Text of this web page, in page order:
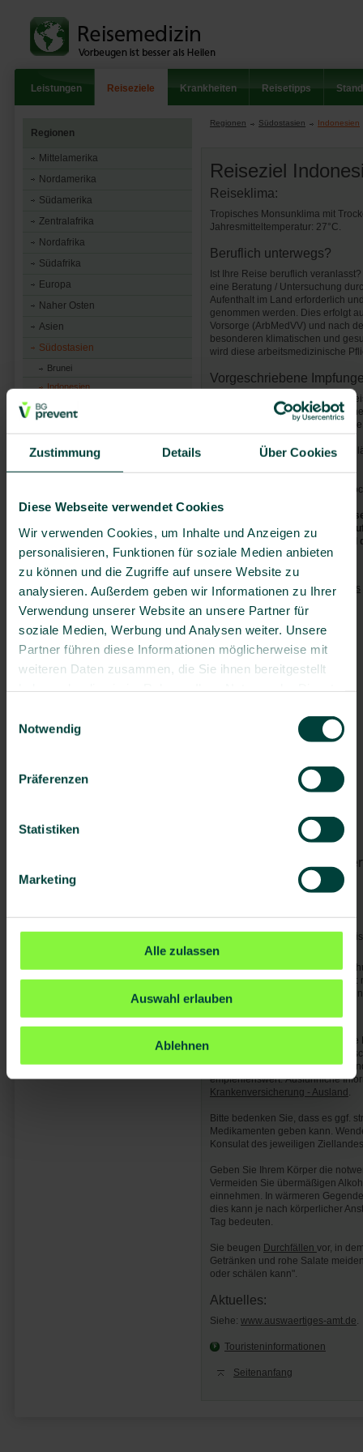
Zustimmung Details Über Cookies
Diese Webseite verwendet Cookies
Wir verwenden Cookies, um Inhalte und Anzeigen zu
personalisieren, Funktionen für soziale Medien anbieten
zu können und die Zugriffe auf unsere Website zu
analysieren. Außerdem geben wir Informationen zu Ihrer
Verwendung unserer Website an unsere Partner für
soziale Medien, Werbung und Analysen weiter. Unsere
Partner führen diese Informationen möglicherweise mit
weiteren Daten zusammen, die Sie ihnen bereitgestellt
Notwendig
Präferenzen
Statistiken
Marketing
Alle zulassen
Auswahl erlauben
Ablehnen
Leistungen Reiseziele Krankheiten Reisetipps
Regionen
Mittelamerika
Nordamerika
Südamerika
Zentralafrika
Nordafrika
Südafrika
Europa
Naher Osten
Asien
Südostasien
Brunei
Indonesien
Timor-Leste
Vietnam
Australien & Ozeanien
Länder A-Z
Regionen Südostasien Indonesien
Reiseziel
Reiseklima:
Tropisches Monsunklima mit
Jahresmitteltemperatur: 27°C.
Beruflich unterwegs?
Ist Ihre Reise beruflich
eine Beratung / Untersuchung
Aufenthalt im Land erforderlich
genommen werden. Dies erfolgt
Vorsorge (ArbMedVV) und nach
besonderen klimatischen und
wird diese arbeitsmedizinische
Vorgeschriebene
Bei Direkteinreise keine, bei
Südamerika) ist der Nachweis
Sie daran, insbesondere wenn
Bei Ausreise ist für Personen,
Die Impfung muss zwischen 4
Die aktuellen
(z.B. bzgl. Covid-19, Polio etc.)
www.auswaertiges-amt.de )
Empfohlene Impfungen:
Tetanus/Diphtherie/Pertussis
Polio
Hepatitis B
ggf. Japanische Enzephalitis
(> 60 J.)
Von Mücken/Insekten
Zika-Virus
- Geringes bis hohes
Generell gilt: Mücken-/
nachts. Bei Malaria gilt
Stand-by-Präparates nach
Allgemeine Hinweise:
Denken Sie bei Ihrer Reise an
es zu Engpässen in der
Abschluss einer Reisekranken-
empfehlenswert. Ausführliche
Krankenversicherung - Ausland .
Bitte bedenken Sie, dass es ggf.
Medikamenten geben kann.
Konsulat des jeweiligen
Geben Sie Ihrem Körper die
Vermeiden Sie übermäßigen
einnehmen. In wärmeren
dies kann je nach körperlicher
Tag bedeuten.
Sie beugen Durchfällen vor, in
Getränken und rohe Salate
oder schälen kann".
Aktuelles:
Siehe: www.auswaertiges-amt.de.
Touristeninformationen
Seitenanfang